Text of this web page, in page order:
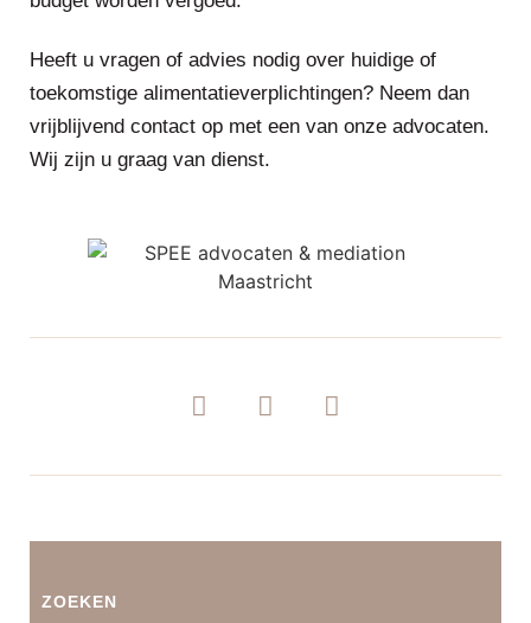
Heeft u vragen of advies nodig over huidige of
toekomstige alimentatieverplichtingen? Neem dan
vrijblijvend contact op met een van onze advocaten.
Wij zijn u graag van dienst.
ZOEKEN